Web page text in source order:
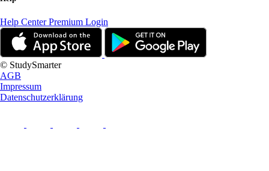
Help CenterPremium Login
© StudySmarter
AGB
Impressum
Datenschutzerklärung